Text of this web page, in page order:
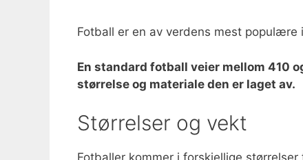
Fotball er en av verdens mest
En standard fotball veier mellom 410
størrelse og materiale den er laget av.
Størrelser og vekt